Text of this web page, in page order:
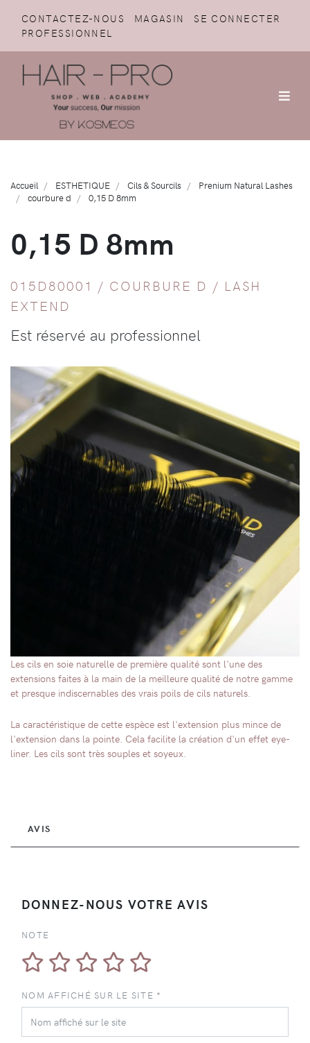
CONTACTEZ-NOUS MAGASIN
SE CONNECTER
PROFESSIONNEL
Accueil ESTHETIQUE Cils & Sourcils
Prenium Natural Lashes
courbure d
0,15 D 8mm
0,15 D 8mm
015D80001 / COURBURE D / LASH
EXTEND
Est réservé au professionnel
Les cils en soie naturelle de première qualité sont l'une des
extensions faites à la main de la meilleure qualité de notre gamme
et presque indiscernables des vrais poils de cils naturels.
La caractéristique de cette espèce est l'extension plus mince de
l'extension dans la pointe. Cela facilite la création d'un effet eye-
liner. Les cils sont très souples et soyeux.
AVIS
DONNEZ-NOUS VOTRE AVIS
NOTE
NOM AFFICHÉ SUR LE SITE *